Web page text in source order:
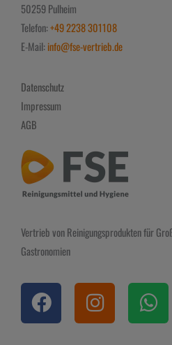
50259 Pulheim
Telefon:+49 2238 301108
E-Mail:info@fse-vertrieb.de
Datenschutz
Impressum
AGB
Vertrieb von Reinigungsprodukten für
Gastronomien
F
a
c
I
n
s
W
h
a